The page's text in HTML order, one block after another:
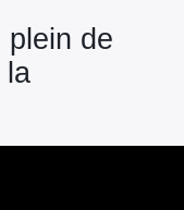
plein de
la